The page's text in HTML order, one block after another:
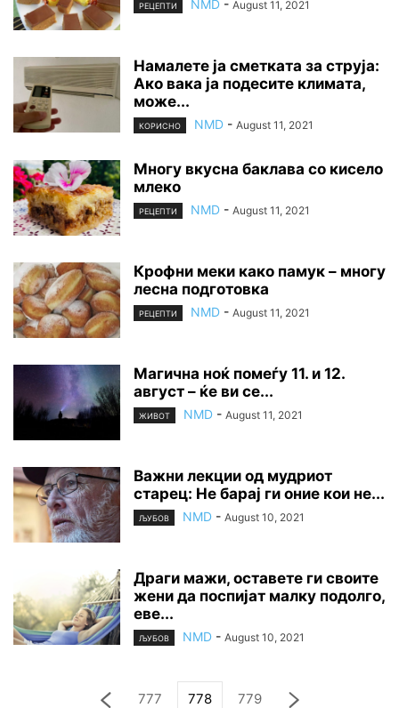
РЕЦЕПТИ NMD - August 11, 2021
Намалете ја сметката за струја:
Ако вака ја подесите климата,
може...
КОРИСНО NMD - August 11, 2021
Многу вкусна баклава со кисело
млеко
РЕЦЕПТИ NMD - August 11, 2021
Крофни меки како памук – многу
лесна подготовка
РЕЦЕПТИ NMD - August 11, 2021
Магична ноќ помеѓу 11. и 12.
август – ќе ви се...
ЖИВОТ NMD - August 11, 2021
Важни лекции од мудриот
старец: Не барај ги оние кои не...
ЉУБОВ NMD - August 10, 2021
Драги мажи, оставете ги своите
жени да поспијат малку подолго,
еве...
ЉУБОВ NMD - August 10, 2021
777 778 779